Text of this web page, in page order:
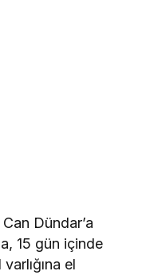
Dündar’a
15 gün içinde
el